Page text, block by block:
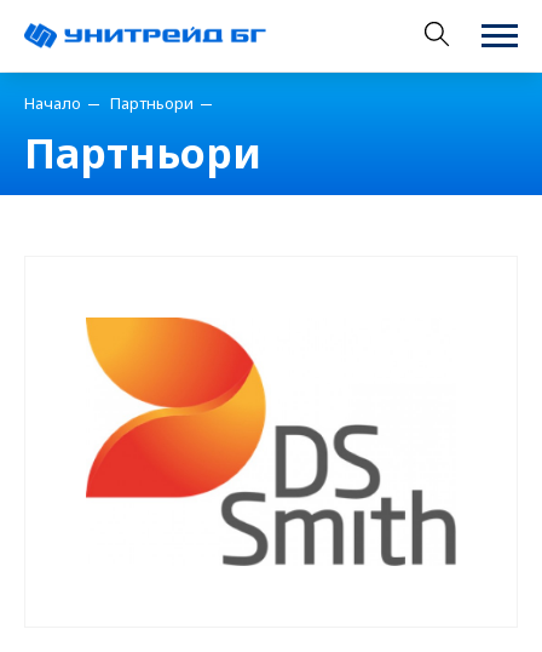
Начало Партньори
Партньори